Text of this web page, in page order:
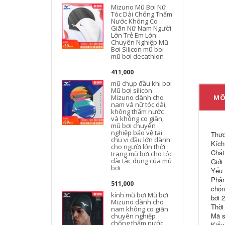
Mizuno Mũ Bơi Nữ
Tóc Dài Chống Thấm
Nước Không Co
Giãn Nữ Nam Người
Lớn Trẻ Em Lớn
Chuyên Nghiệp Mũ
Bơi Silicon mũ boi
mũ bơi decathlon
411,000
mũ chụp đầu khi bơi
Mũ bơi silicon
Mizuno dành cho
nam và nữ tóc dài,
không thấm nước
và không co giãn,
mũ bơi chuyên
nghiệp bảo vệ tai
chu vi đầu lớn dành
cho người lớn thời
trang mũ bơi cho tóc
dài tác dụng của mũ
bơi
511,000
kính mũ bơi Mũ bơi
Mizuno dành cho
nam không co giãn
chuyên nghiệp
chống thấm nước
Giới
Yếu
bơi
Mã